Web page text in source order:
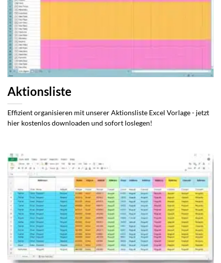
Aktionsliste
Effizient organisieren mit unserer Aktionsliste Excel Vorlage - jetzt
hier kostenlos downloaden und sofort loslegen!